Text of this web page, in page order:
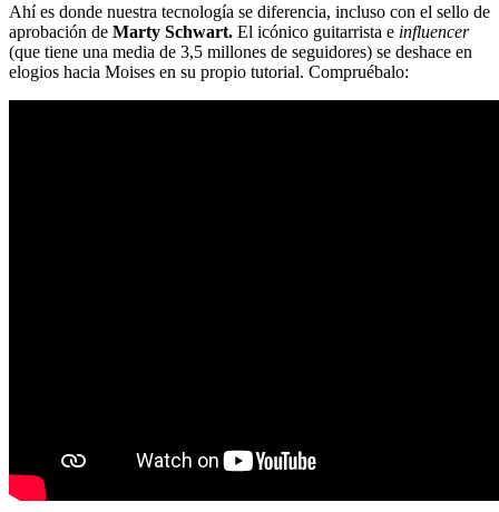
Ahí es donde nuestra tecnología se diferencia, incluso con el sello de
aprobación de Marty Schwart. El icónico guitarrista e influencer
(que tiene una media de 3,5 millones de seguidores) se deshace en
elogios hacia Moises en su propio tutorial. Compruébalo: